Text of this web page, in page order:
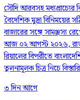
সৌদি আরবসহ মধ্যপ্রাচ্যের
বৈদেশিক মুদ্রা বিনিময়ের
বাজারের সঙ্গে সামঞ্জস্য
আজ ০২ আগস্ট ২০২৬, রাত
রিয়ালের বিপরীতে
তুলনামূলক চিত্র নিচে
৩ দিন আগে